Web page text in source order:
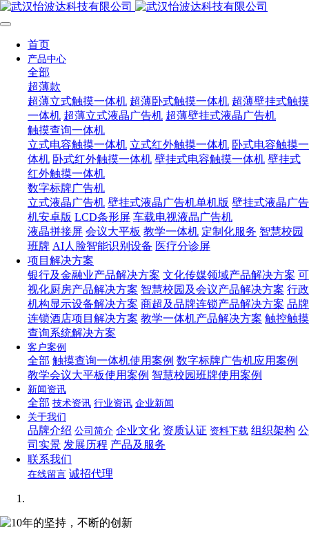
首页
产品中心
全部
超薄款
超薄立式触摸一体机 超薄卧式触摸一体机 超薄壁挂式触摸
一体机 超薄立式液晶广告机 超薄壁挂式液晶广告机
触摸查询一体机
立式电容触摸一体机 立式红外触摸一体机 卧式电容触摸一
体机 卧式红外触摸一体机 壁挂式电容触摸一体机 壁挂式
红外触摸一体机
数字标牌广告机
立式液晶广告机 壁挂式液晶广告机单机版 壁挂式液晶广告
机安卓版 LCD条形屏 车载电视液晶广告机
液晶拼接屏 会议大平板 教学一体机 定制化服务 智慧校园
班牌 AI人脸智能识别设备 医疗分诊屏
项目解决方案
银行及金融业产品解决方案 文化传媒领域产品解决方案 可
视化厨房产品解决方案 智慧校园及会议产品解决方案 行政
机构显示设备解决方案 商超及品牌连锁产品解决方案 品牌
连锁酒店项目解决方案 教学一体机产品解决方案 触控触摸
查询系统解决方案
客户案例
全部 触摸查询一体机使用案例 数字标牌广告机应用案例
教学会议大平板使用案例 智慧校园班牌使用案例
新闻资讯
全部 技术资讯 行业资讯 企业新闻
关于我们
品牌介绍 公司简介 企业文化 资质认证 资料下载 组织架构 公
司实景 发展历程 产品及服务
联系我们
在线留言 诚招代理